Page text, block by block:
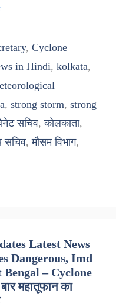
, Cyclone
in Hindi, kolkata,
, strong storm, strong
सचिव,कोलकाता,
सचिव,मौसम विभाग,
Latest News
Dangerous, Imd
– Cyclone
महातूफान का